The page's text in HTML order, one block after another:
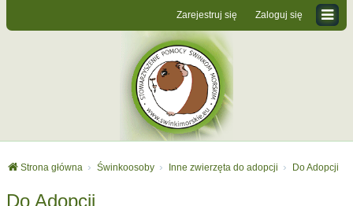
Zaloguj się
Zarejestruj się
Strona główna Świnkoosoby Inne zwierzęta do adopcji Do Adopcji
Do Adopcji